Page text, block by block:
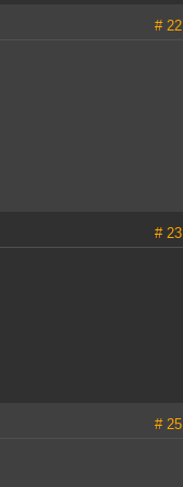
# 22
# 23
# 25